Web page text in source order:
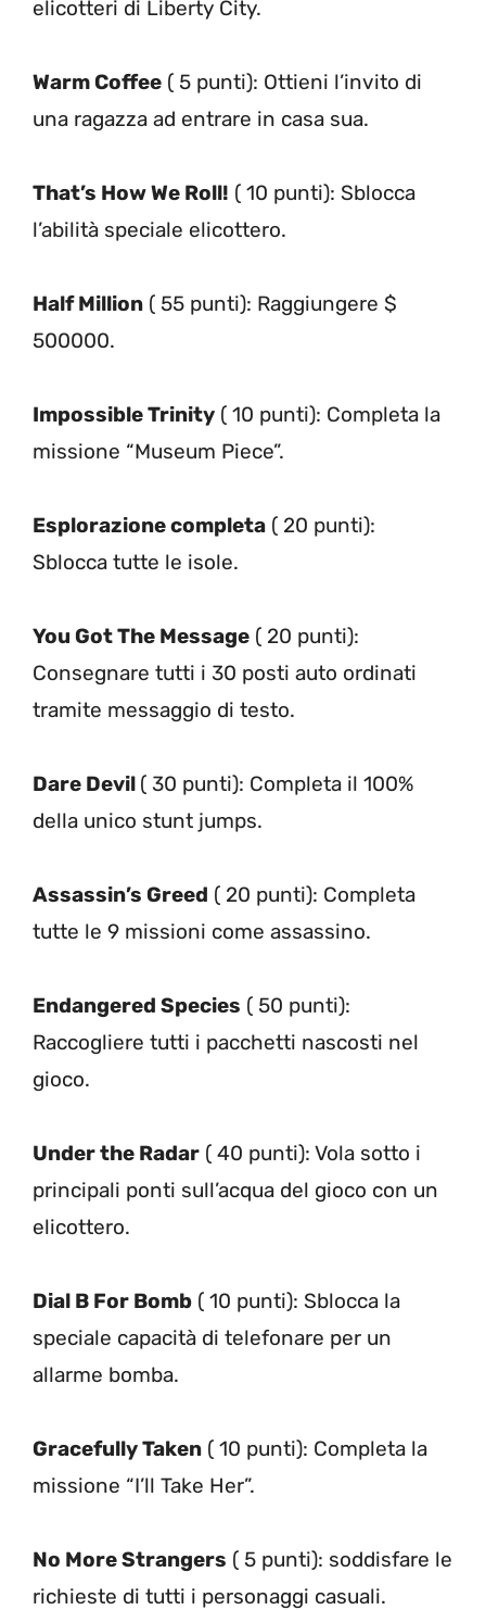
elicotteri di Liberty City.
Warm Coffee ( 5 punti): Ottieni l’invito di
una ragazza ad entrare in casa sua.
That’s How We Roll! ( 10 punti): Sblocca
l’abilità speciale elicottero.
Half Million ( 55 punti): Raggiungere $
500000.
Impossible Trinity ( 10 punti): Completa la
missione “Museum Piece”.
Esplorazione completa ( 20 punti):
Sblocca tutte le isole.
You Got The Message ( 20 punti):
Consegnare tutti i 30 posti auto ordinati
tramite messaggio di testo.
Dare Devil ( 30 punti): Completa il 100%
della unico stunt jumps.
Assassin’s Greed ( 20 punti): Completa
tutte le 9 missioni come assassino.
Endangered Species ( 50 punti):
Raccogliere tutti i pacchetti nascosti nel
gioco.
Under the Radar ( 40 punti): Vola sotto i
principali ponti sull’acqua del gioco con un
elicottero.
Dial B For Bomb ( 10 punti): Sblocca la
speciale capacità di telefonare per un
allarme bomba.
Gracefully Taken ( 10 punti): Completa la
missione “I’ll Take Her”.
No More Strangers ( 5 punti): soddisfare le
richieste di tutti i personaggi casuali.